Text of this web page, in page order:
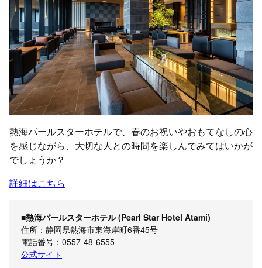
熱海パールスターホテルで、春のお祝いやおもてなしの心
を感じながら、大切な人との時間を楽しんでみてはいかが
でしょうか？
詳細はこちら
■熱海パールスターホテル (Pearl Star Hotel Atami)
住所：静岡県熱海市東海岸町6番45号
電話番号：0557-48-6555
公式サイト